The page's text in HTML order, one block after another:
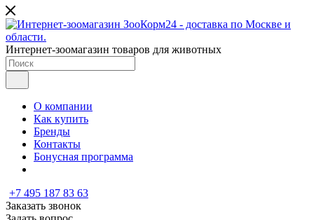
Интернет-зоомагазин товаров для животных
О компании
Как купить
Бренды
Контакты
Бонусная программа
+7 495 187 83 63
Заказать звонок